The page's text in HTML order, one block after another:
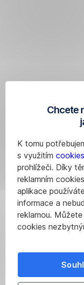
Chcete
K tomu
s využitím cookies
prohlížeči. Díky
reklamním
aplikace
informace a
reklamou.
cookies